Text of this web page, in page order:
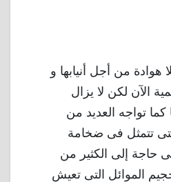
هوادة من أجل أنيابها و
الآن لكن لا يزال
تواجه العديد من
تتمثل فى ضخامة
حاجة إلى الكثير من
الموائل التى تعيش